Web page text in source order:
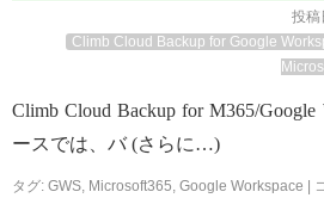
投稿
Climb Cloud Backup for Google
Climb Cloud Backup for M365/Google
ースでは、バ (さらに…)
タグ: GWS, Microsoft365, Google Workspace